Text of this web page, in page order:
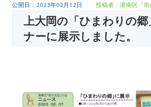
2023年02月12日 港南区「
上大岡の「ひまわりの郷
ナーに展示しました。